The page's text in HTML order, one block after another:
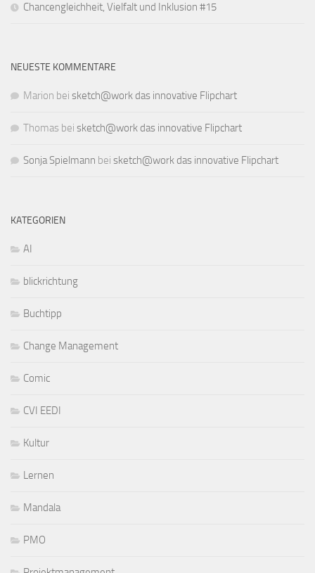
Chancengleichheit, Vielfalt und Inklusion #15
NEUESTE KOMMENTARE
Marion bei sketch@work das innovative Flipchart
Thomas bei sketch@work das innovative Flipchart
Sonja Spielmann bei sketch@work das innovative Flipchart
KATEGORIEN
AI
blickrichtung
Buchtipp
Change Management
Comic
CVI EEDI
Kultur
Lernen
Mandala
PMO